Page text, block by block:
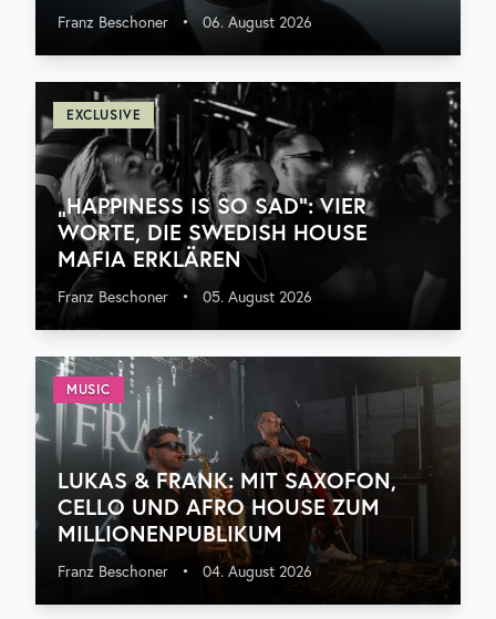
Franz Beschoner • 06. August 2026
EXCLUSIVE
„HAPPINESS IS SO SAD“: VIER
WORTE, DIE SWEDISH HOUSE
MAFIA ERKLÄREN
Franz Beschoner • 05. August 2026
MUSIC
LUKAS & FRANK: MIT SAXOFON,
CELLO UND AFRO HOUSE ZUM
MILLIONENPUBLIKUM
Franz Beschoner • 04. August 2026